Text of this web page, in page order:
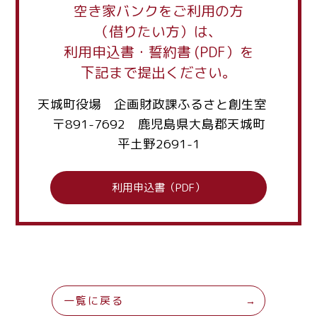
空き家バンクをご利用の方
（借りたい方）は、
利用申込書・誓約書 (PDF）を
下記まで提出ください。
天城町役場 企画財政課ふるさと創生室
〒891-7692 鹿児島県大島郡天城町
平土野2691-1
利用申込書（PDF）
一覧に戻る